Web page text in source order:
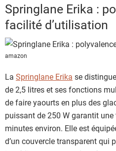
Springlane Erika :
facilité d’utilisation
amazon
La Springlane Erika se
de 2,5 litres et ses fonctions
de faire yaourts en plus des
puissant de 250 W garantit
minutes environ. Elle est
d’un couvercle transparent qui